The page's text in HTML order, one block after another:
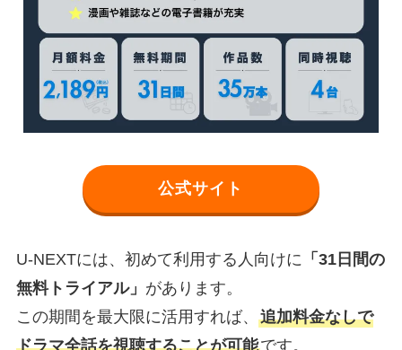
公式サイト
U-NEXTには、初めて利用する人向けに 「31日間の
無料トライアル」 があります。
この期間を最大限に活用すれば、 追加料金なしで
ドラマ全話を視聴することが可能です。